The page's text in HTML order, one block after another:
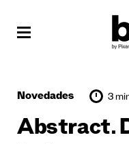
Novedades 3
Abstract.